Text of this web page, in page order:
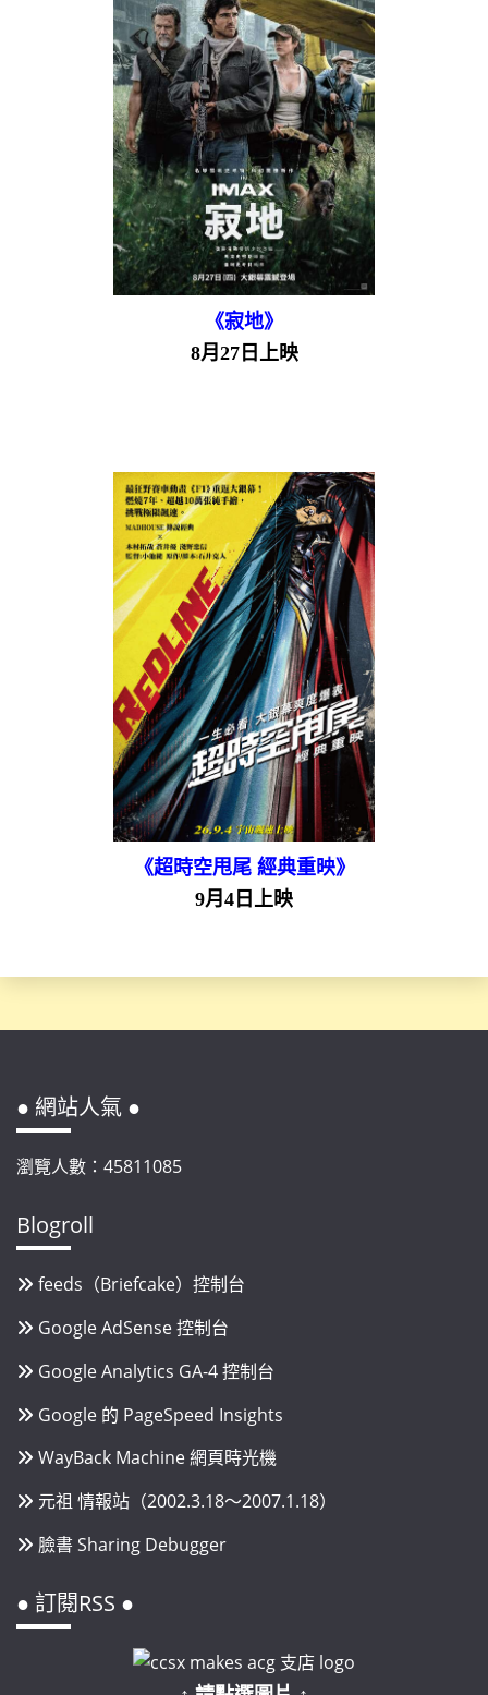
《寂地》
8月27日上映
《超時空甩尾 經典重映》
9月4日上映
● 網站人氣 ●
瀏覽人數：45811085
Blogroll
feeds（Briefcake）控制台
Google AdSense 控制台
Google Analytics GA-4 控制台
Google 的 PageSpeed Insights
WayBack Machine 網頁時光機
元祖 情報站（2002.3.18～2007.1.18）
臉書 Sharing Debugger
● 訂閱RSS ●